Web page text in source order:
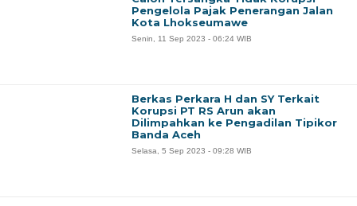
Pengelola Pajak Penerangan Jalan
Kota Lhokseumawe
Senin, 11 Sep 2023 - 06:24 WIB
Berkas Perkara H dan SY Terkait
Korupsi PT RS Arun akan
Dilimpahkan ke Pengadilan Tipikor
Banda Aceh
Selasa, 5 Sep 2023 - 09:28 WIB